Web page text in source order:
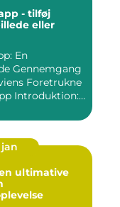
- tilføj
eller
En
Gennemgang
Foretrukne
jan
ultimative